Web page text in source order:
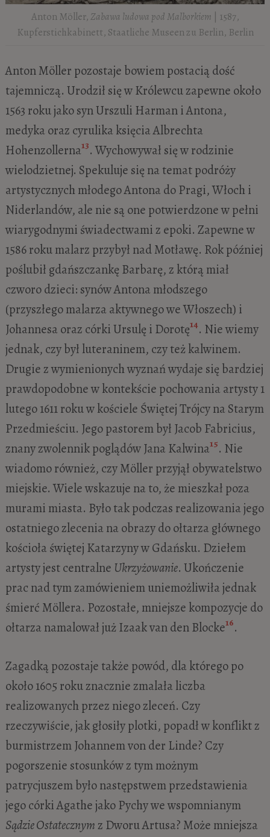
Anton Möller,Zabawa ludowa pod Malborkiem | 1587,
Kupferstichkabinett, Staatliche Museen zu Berlin, Berlin
Anton Möller pozostaje bowiem postacią dość
tajemniczą. Urodził się w Królewcu zapewne około
1563 roku jako syn Urszuli Harman i Antona,
medyka oraz cyrulika księcia Albrechta
Hohenzollerna13. Wychowywał się w rodzinie
wielodzietnej. Spekuluje się na temat podróży
artystycznych młodego Antona do Pragi, Włoch i
Niderlandów, ale nie są one potwierdzone w pełni
wiarygodnymi świadectwami z epoki. Zapewne w
1586 roku malarz przybył nad Motławę. Rok później
poślubił gdańszczankę Barbarę, z którą miał
czworo dzieci: synów Antona młodszego
(przyszłego malarza aktywnego we Włoszech) i
Johannesa oraz córki Ursulę i Dorotę14. Nie wiemy
jednak, czy był luteraninem, czy też kalwinem.
Drugie z wymienionych wyznań wydaje się bardziej
prawdopodobne w kontekście pochowania artysty 1
lutego 1611 roku w kościele Świętej Trójcy na Starym
Przedmieściu. Jego pastorem był Jacob Fabricius,
znany zwolennik poglądów Jana Kalwina15. Nie
wiadomo również, czy Möller przyjął obywatelstwo
miejskie. Wiele wskazuje na to, że mieszkał poza
murami miasta. Było tak podczas realizowania jego
ostatniego zlecenia na obrazy do ołtarza głównego
kościoła świętej Katarzyny w Gdańsku. Dziełem
artysty jest centralne Ukrzyżowanie. Ukończenie
prac nad tym zamówieniem uniemożliwiła jednak
śmierć Möllera. Pozostałe, mniejsze kompozycje do
ołtarza namalował już Izaak van den Blocke16.
Zagadką pozostaje także powód, dla którego po
około 1605 roku znacznie zmalała liczba
realizowanych przez niego zleceń. Czy
rzeczywiście, jak głosiły plotki, popadł w konflikt z
burmistrzem Johannem von der Linde? Czy
pogorszenie stosunków z tym możnym
patrycjuszem było następstwem przedstawienia
jego córki Agathe jako Pychy we wspomnianym
Sądzie Ostatecznymz Dworu Artusa? Może mniejsza